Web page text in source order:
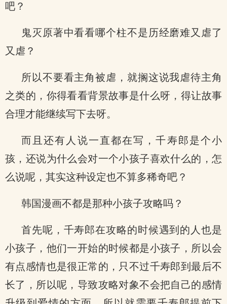
吧？
鬼灭原著中看看哪个柱不是历经磨难又虐了
又虐？
所以不要看主角被虐，就搁这说我虐待主角
之类的，你得看看背景故事是什么呀，得让故事
合理才能继续写下去呀。
而且还有人说一直都在写，千寿郎是个小
孩，还说为什么会对一个小孩子喜欢什么的，怎
么说呢，其实这种设定也不算多稀奇吧？
韩国漫画不都是那种小孩子攻略吗？
首先呢，千寿郎在攻略的时候遇到的人也是
小孩子，他们一开始的时候都是小孩子，所以会
有点感情也是很正常的，只不过千寿郎到最后不
长了，所以呢，导致攻略对象不会把自己的感情